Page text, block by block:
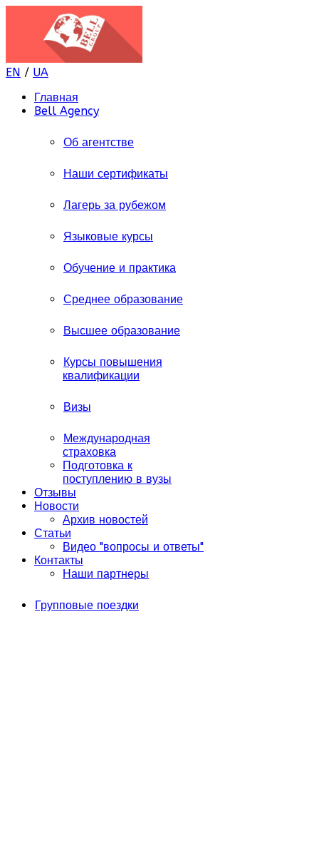
EN / UA
Главная
Bell Agency
Об агентстве
Наши сертификаты
Лагерь за рубежом
Языковые курсы
Обучение и практика
Среднее образование
Высшее образование
Курсы повышения
квалификации
Визы
Международная
страховка
Подготовка к
поступлению в вузы
Отзывы
Новости
Архив новостей
Статьи
Видео "вопросы и ответы"
Контакты
Наши партнеры
Групповые поездки